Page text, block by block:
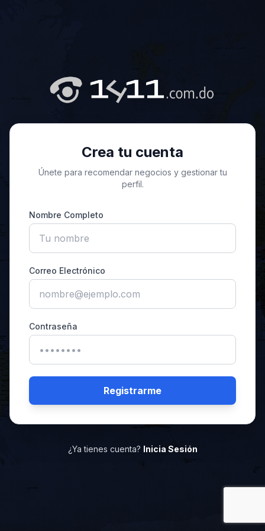
Crea tu cuenta
Únete para recomendar negocios y gestionar tu
perfil.
Nombre Completo
Correo Electrónico
Contraseña
Registrarme
¿Ya tienes cuenta? Inicia Sesión